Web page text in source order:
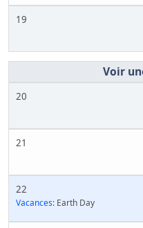
19
20
21
22
Vacances: Earth Day